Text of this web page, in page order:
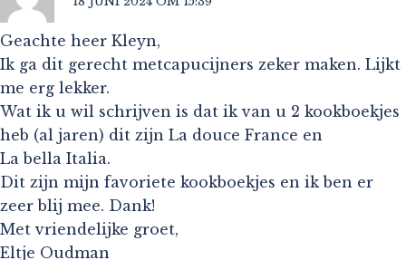
Geachte heer Kleyn,
Ik ga dit gerecht metcapucijners zeker maken. Lijkt
me erg lekker.
Wat ik u wil schrijven is dat ik van u 2 kookboekjes
heb (al jaren) dit zijn La douce France en
La bella Italia.
Dit zijn mijn favoriete kookboekjes en ik ben er
zeer blij mee. Dank!
Met vriendelijke groet,
Eltje Oudman